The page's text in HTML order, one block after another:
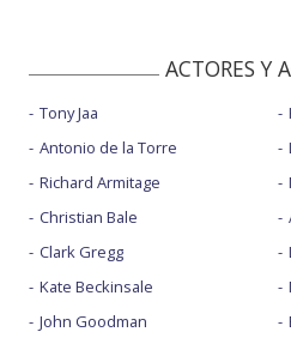
ACTORES Y
Tony Jaa
Antonio de la Torre
Richard Armitage
Christian Bale
Clark Gregg
Kate Beckinsale
John Goodman